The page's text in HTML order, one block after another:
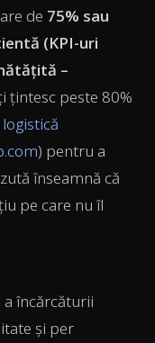
de 75% sau
(KPI-uri
–
țintesc peste 80%
) pentru a
înseamnă că
pe care nu îl
încărcăturii
și per